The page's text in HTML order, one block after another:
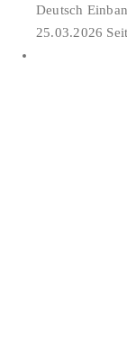
Deutsch
25.03.2026